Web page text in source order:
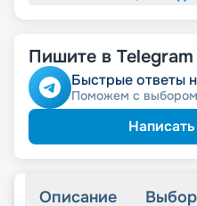
Пишите в Telegram
Быстрые ответы
Поможем с
Описание